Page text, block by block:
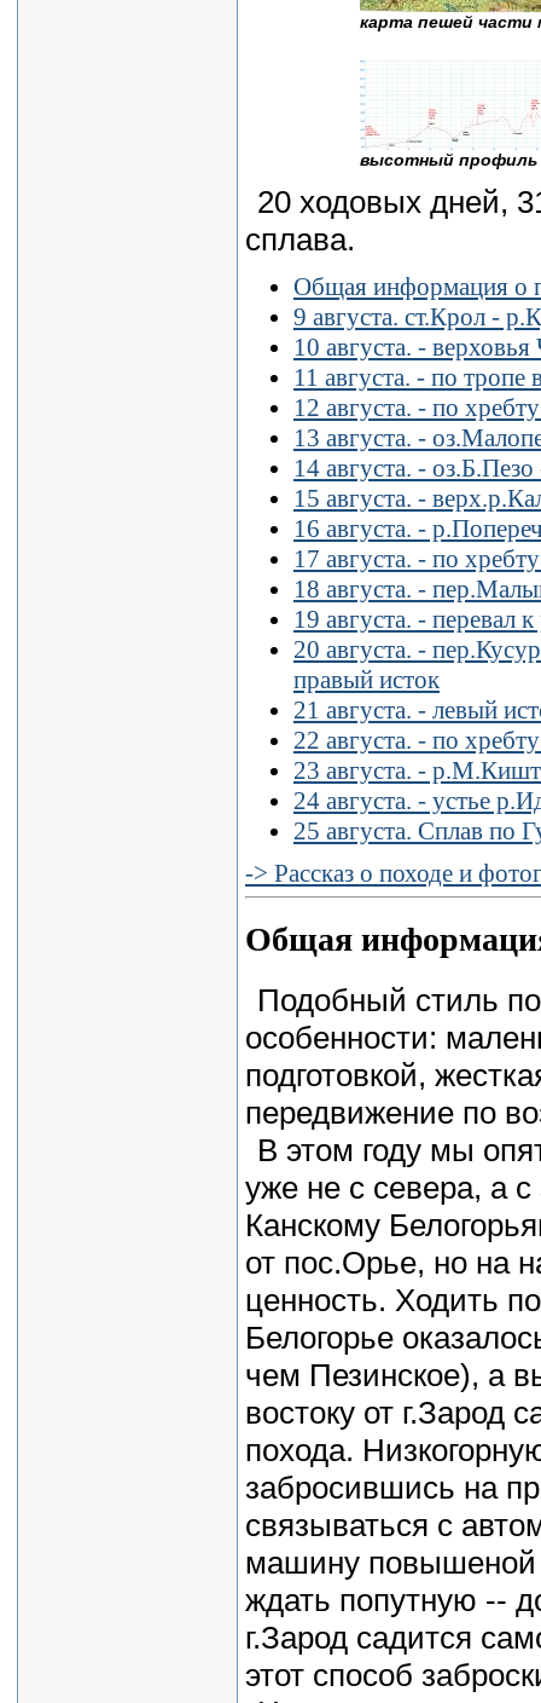
карта пешей части
высотный
20 ходовых дней,
сплава.
Общая информация о
9 августа. ст.Крол -
10 августа. -
11 августа. - по
12 августа. - по
13 августа. -
14 августа. -
15 августа. -
16 августа. -
17 августа. - по
18 августа. -
19 августа. - перевал
20 августа. -
правый исток
21 августа. - левый
22 августа. - по
23 августа. -
24 августа. - устье
25 августа. Сплав по
-> Рассказ о походе и
Общая
Подобный стиль
особенности:
подготовкой,
передвижение по
В этом году мы
уже не с севера, а
Канскому
от пос.Орье, но на
ценность. Ходить
Белогорье
чем Пезинское), а
востоку от г.Зарод
похода.
забросившись на
связываться с
машину повышеной
ждать попутную --
г.Зарод садится
этот способ